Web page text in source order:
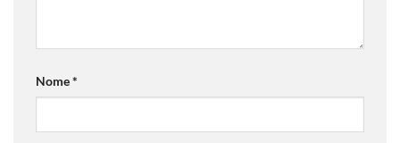
Nome*